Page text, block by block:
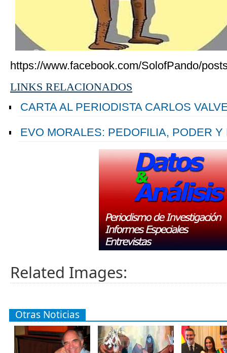
https://www.facebook.com/SolofPando/
LINKS RELACIONADOS
CARTA AL PERIODISTA CARLOS
EVO MORALES: PEDOFILIA, PODER Y
Related Images:
Otras Noticias